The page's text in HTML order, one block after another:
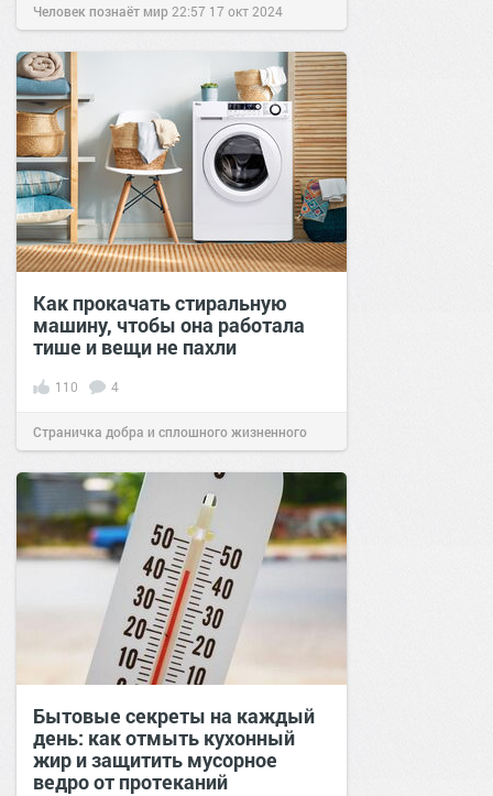
Человек познаёт мир 22:57 17 окт 2024
Как прокачать стиральную
машину, чтобы она работала
тише и вещи не пахли
110 4
Страничка добра и сплошного жизненного
позитива!09:0104 апр 2021
Бытовые секреты на каждый
день: как отмыть кухонный
жир и защитить мусорное
ведро от протеканий